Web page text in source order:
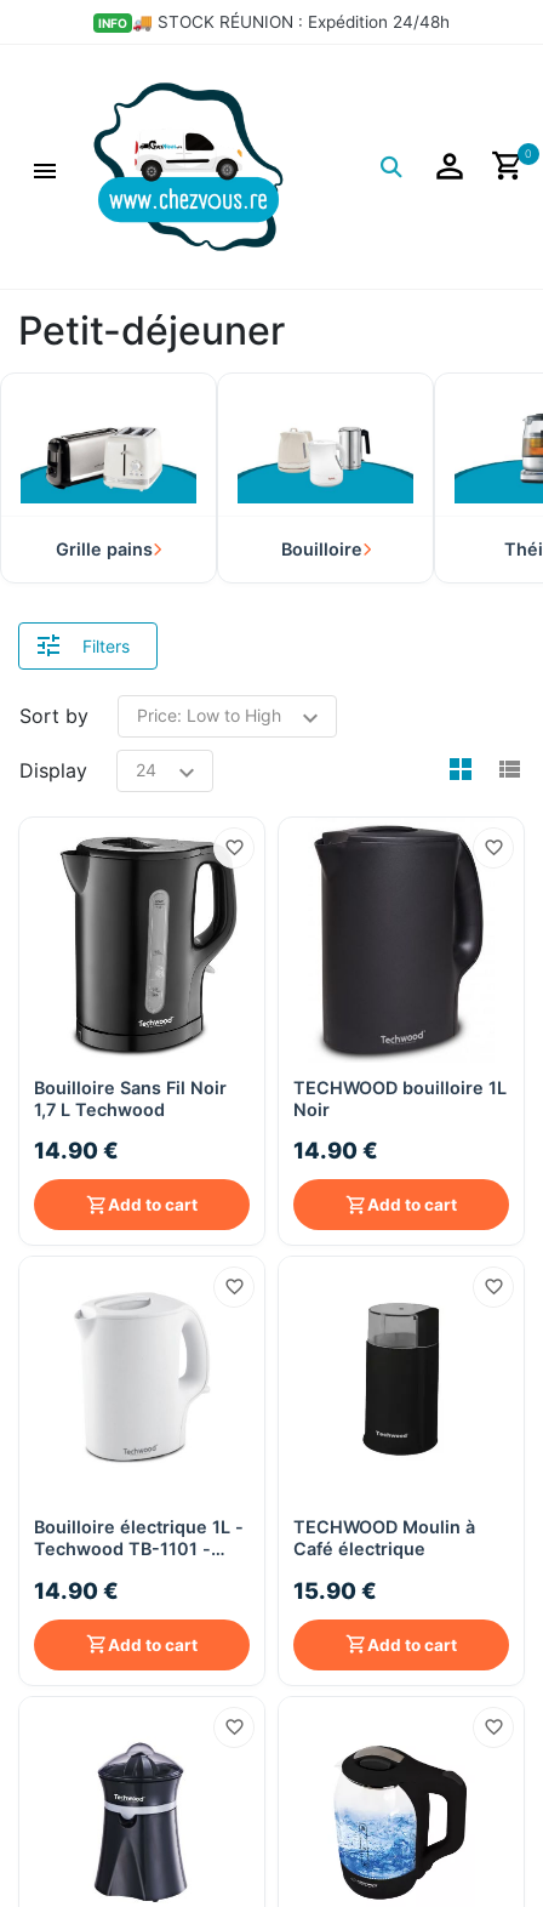
HOT 💣 LES BONS PLANS DÉPÔT
0
Petit-déjeuner
Grille pains Bouilloire
Filters
Sort by
Display
Bouilloire Sans Fil Noir
1,7 L Techwood
14.90 €
Add to cart
TECHWOOD bouilloire 1L
Noir
14.90 €
Add to cart
Bouilloire électrique 1L -
Techwood TB-1101 -
14.90 €
Add to cart
TECHWOOD Moulin à
Café électrique
15.90 €
Add to cart
×